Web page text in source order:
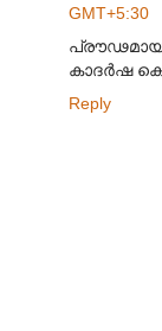
GMT+5:30
കാദർഷ
Reply